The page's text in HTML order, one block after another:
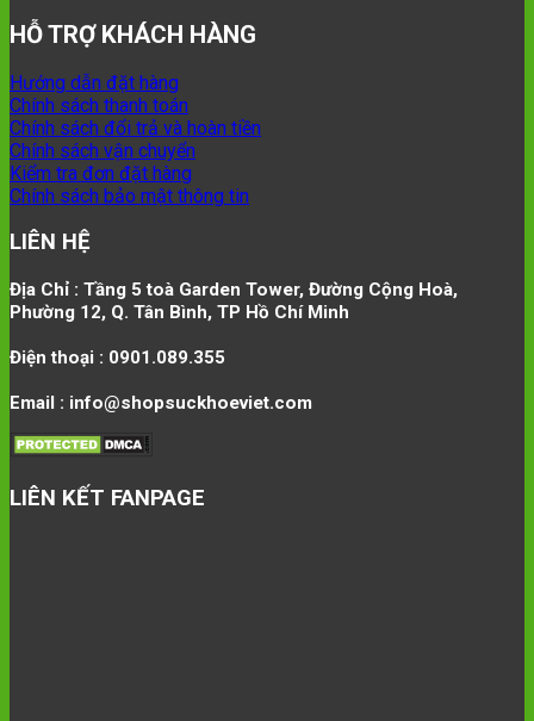
HỖ TRỢ KHÁCH HÀNG
Hướng dẫn đặt hàng
Chính sách thanh toán
Chính sách đổi trả và hoàn tiền
Chính sách vận chuyển
Kiểm tra đơn đặt hàng
Chính sách bảo mật thông tin
LIÊN HỆ
Địa Chỉ : Tầng 5 toà Garden Tower, Đường Cộng Hoà,
Phường 12, Q. Tân Bình, TP Hồ Chí Minh
Điện thoại : 0901.089.355
Email : info@shopsuckhoeviet.com
LIÊN KẾT FANPAGE